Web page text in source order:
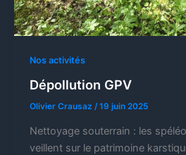
Nos activités
Dépollution GPV
Olivier Crausaz /19 juin 2025
Nettoyage souterrain : les
veillent sur le patrimoine